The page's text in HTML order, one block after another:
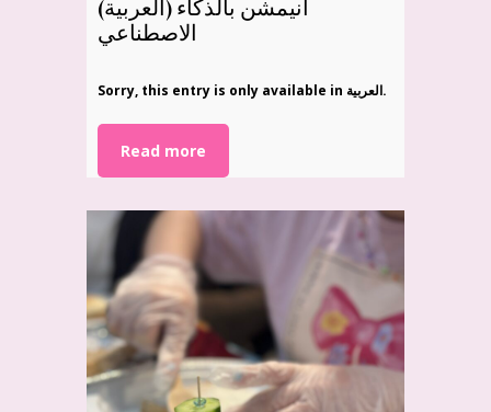
(العربية) أنيمشن بالذكاء
الاصطناعي
Sorry, this entry is only available in العربية.
Read more